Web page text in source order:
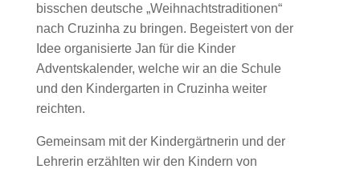
bisschen deutsche „Weihnachtstraditionen“
nach Cruzinha zu bringen. Begeistert von der
Idee organisierte Jan für die Kinder
Adventskalender, welche wir an die Schule
und den Kindergarten in Cruzinha weiter
reichten.
Gemeinsam mit der Kindergärtnerin und der
Lehrerin erzählten wir den Kindern von